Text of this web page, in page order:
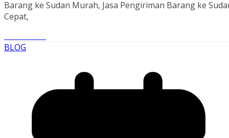
Barang ke Sudan Murah, Jasa Pengiriman Barang ke
Cepat,
BLOG